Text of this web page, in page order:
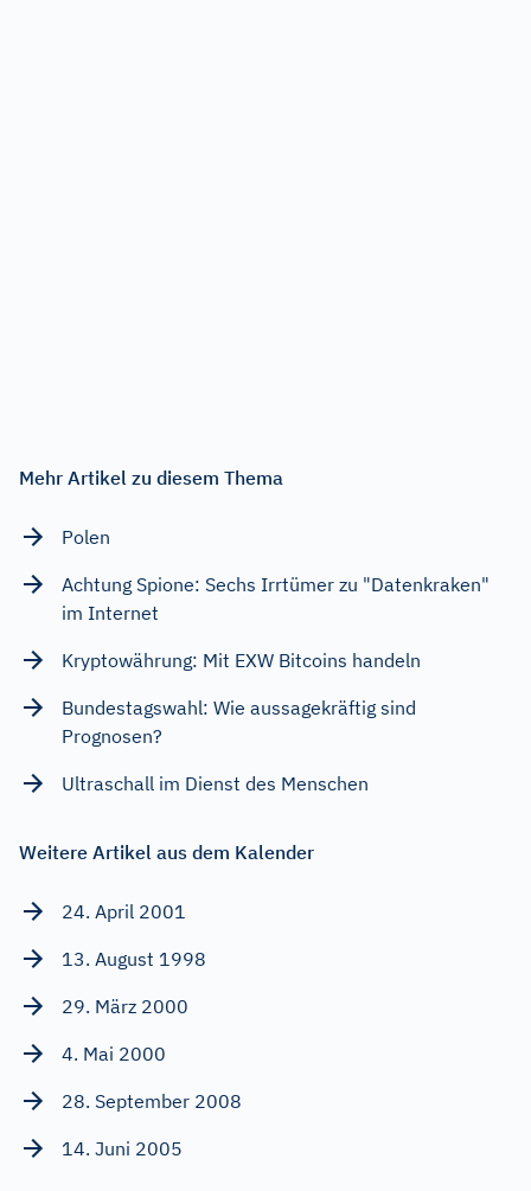
Mehr Artikel zu diesem Thema
Polen
Achtung Spione: Sechs Irrtümer zu "Datenkraken"
im Internet
Kryptowährung: Mit EXW Bitcoins handeln
Bundestagswahl: Wie aussagekräftig sind
Prognosen?
Ultraschall im Dienst des Menschen
Weitere Artikel aus dem Kalender
24. April 2001
13. August 1998
29. März 2000
4. Mai 2000
28. September 2008
14. Juni 2005